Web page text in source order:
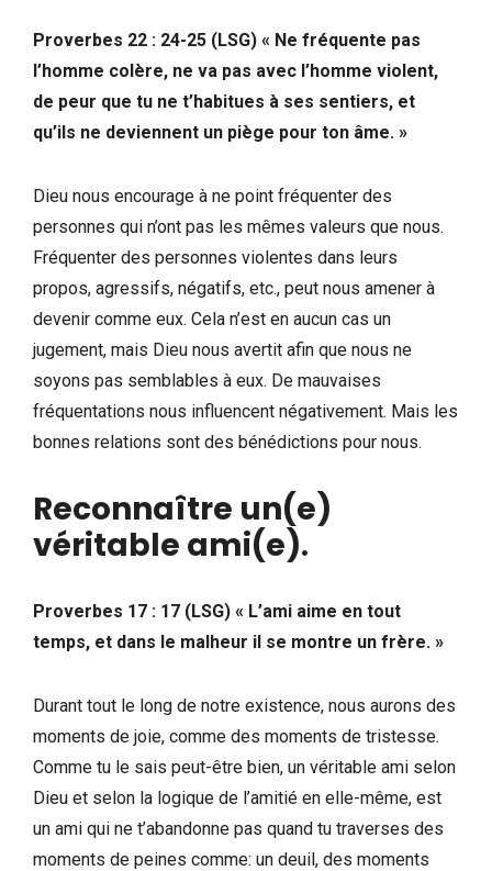
Proverbes 22 : 24-25 (LSG) « Ne fréquente pas
l’homme colère, ne va pas avec l’homme violent,
de peur que tu ne t’habitues à ses sentiers, et
qu’ils ne deviennent un piège pour ton âme. »
Dieu nous encourage à ne point fréquenter des
personnes qui n’ont pas les mêmes valeurs que nous.
Fréquenter des personnes violentes dans leurs
propos, agressifs, négatifs, etc., peut nous amener à
devenir comme eux. Cela n’est en aucun cas un
jugement, mais Dieu nous avertit afin que nous ne
soyons pas semblables à eux. De mauvaises
fréquentations nous influencent négativement. Mais les
bonnes relations sont des bénédictions pour nous.
Reconnaître un(e)
véritable ami(e).
Proverbes 17 : 17 (LSG) « L’ami aime en tout
temps, et dans le malheur il se montre un frère. »
Durant tout le long de notre existence, nous aurons des
moments de joie, comme des moments de tristesse.
Comme tu le sais peut-être bien, un véritable ami selon
Dieu et selon la logique de l’amitié en elle-même, est
un ami qui ne t’abandonne pas quand tu traverses des
moments de peines comme: un deuil, des moments